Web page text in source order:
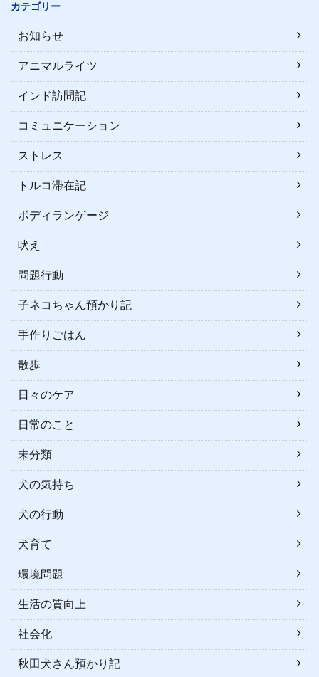
カテゴリー
お知らせ
アニマルライツ
インド訪問記
コミュニケーション
ストレス
トルコ滞在記
ボディランゲージ
吠え
問題行動
子ネコちゃん預かり記
手作りごはん
散歩
日々のケア
日常のこと
未分類
犬の気持ち
犬の行動
犬育て
環境問題
生活の質向上
社会化
秋田犬さん預かり記